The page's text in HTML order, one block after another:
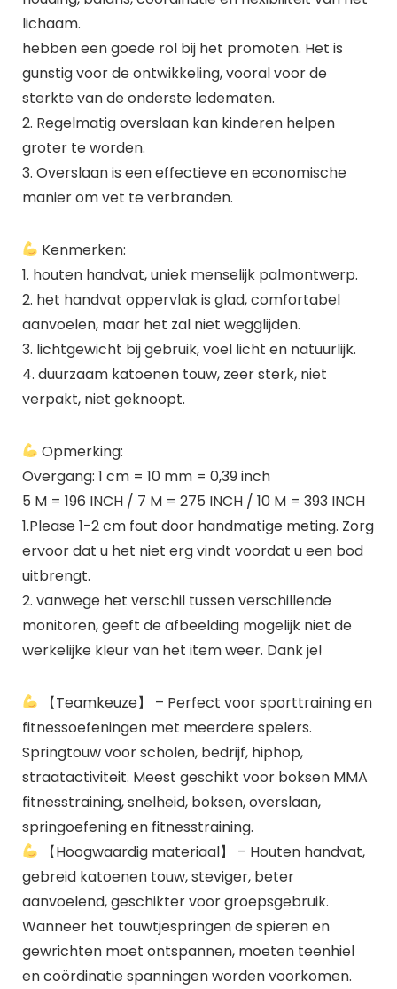
lichaam.
hebben een goede rol bij het promoten. Het is
gunstig voor de ontwikkeling, vooral voor de
sterkte van de onderste ledematen.
2. Regelmatig overslaan kan kinderen helpen
groter te worden.
3. Overslaan is een effectieve en economische
manier om vet te verbranden.
Kenmerken:
1. houten handvat, uniek menselijk palmontwerp.
2. het handvat oppervlak is glad, comfortabel
aanvoelen, maar het zal niet wegglijden.
3. lichtgewicht bij gebruik, voel licht en natuurlijk.
4. duurzaam katoenen touw, zeer sterk, niet
verpakt, niet geknoopt.
Opmerking:
Overgang: 1 cm = 10 mm = 0,39 inch
5 M = 196 INCH / 7 M = 275 INCH / 10 M = 393 INCH
1.Please 1-2 cm fout door handmatige meting. Zorg
ervoor dat u het niet erg vindt voordat u een bod
uitbrengt.
2. vanwege het verschil tussen verschillende
monitoren, geeft de afbeelding mogelijk niet de
werkelijke kleur van het item weer. Dank je!
【Teamkeuze】 – Perfect voor sporttraining en
fitnessoefeningen met meerdere spelers.
Springtouw voor scholen, bedrijf, hiphop,
straatactiviteit. Meest geschikt voor boksen MMA
fitnesstraining, snelheid, boksen, overslaan,
springoefening en fitnesstraining.
【Hoogwaardig materiaal】 – Houten handvat,
gebreid katoenen touw, steviger, beter
aanvoelend, geschikter voor groepsgebruik.
Wanneer het touwtjespringen de spieren en
gewrichten moet ontspannen, moeten teenhiel
en coördinatie spanningen worden voorkomen.